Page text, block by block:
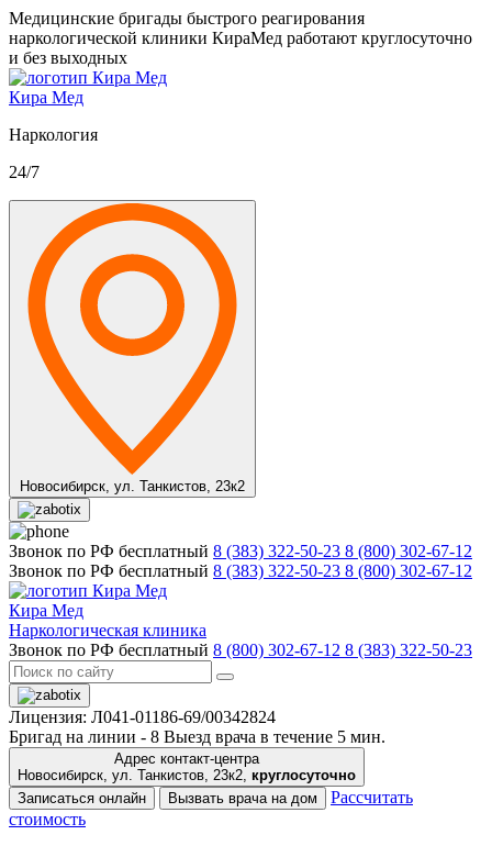
Медицинские бригады быстрого реагирования
наркологической клиники КираМед работают круглосуточно
и без выходных
Кира Мед
Наркология
24/7
Новосибирск, ул. Танкистов, 23к2
Звонок по РФ бесплатный 8 (383) 322-50-23 8 (800) 302-67-12
Звонок по РФ бесплатный 8 (383) 322-50-23 8 (800) 302-67-12
Кира Мед
Наркологическая клиника
Звонок по РФ бесплатный 8 (800) 302-67-12 8 (383) 322-50-23
Лицензия: Л041-01186-69/00342824
Бригад на линии - 8 Выезд врача в течение 5 мин.
Адрес контакт-центра
Новосибирск, ул. Танкистов, 23к2, круглосуточно
Записаться онлайн
Вызвать врача на дом
Рассчитать
стоимость